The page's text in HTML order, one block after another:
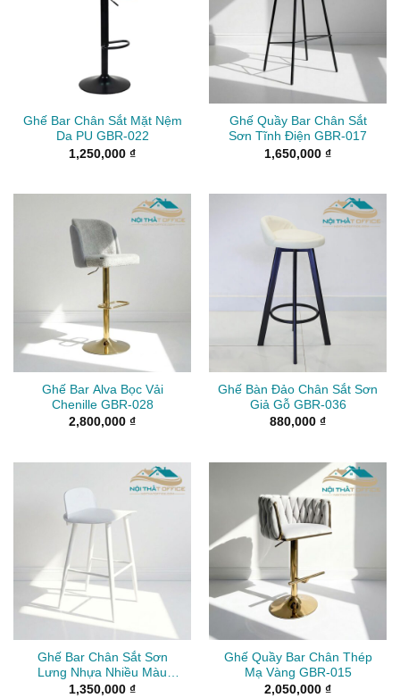
Ghế Bar Chân Sắt Mặt Nệm
Da PU GBR-022
1,250,000 ₫
Ghế Quầy Bar Chân Sắt
Sơn Tĩnh Điện GBR-017
1,650,000 ₫
Ghế Bar Alva Bọc Vải
Chenille GBR-028
2,800,000 ₫
Ghế Bàn Đảo Chân Sắt Sơn
Giả Gỗ GBR-036
880,000 ₫
Ghế Bar Chân Sắt Sơn
Lưng Nhựa Nhiều Màu
GBR-024
1,350,000 ₫
Ghế Quầy Bar Chân Thép
Mạ Vàng GBR-015
2,050,000 ₫